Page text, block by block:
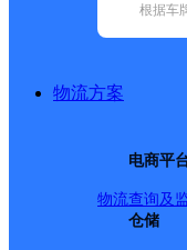
根据车
物流方案
电商平
物流查询及
仓储
所属快递：极兔速递
所属区域：福建省
网点地址：泉州南
网点负责人：